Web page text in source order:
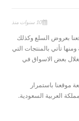
10 سنوات منذ
بعروض السلع وكذلك
تأتي بالمنتجات التي
بعض الاسواق في
موقعنا باستمرار
العربية السعودية.